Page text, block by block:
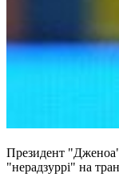
Президент "Дженоа"
"нерадзуррі" на